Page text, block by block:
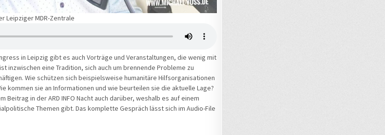
Leipziger MDR-Zentrale
in Leipzig gibt es auch Vorträge und Veranstaltungen, die wenig mit
inzwischen eine Tradition, sich auch um brennende Probleme zu
Wie schützen sich beispielsweise humanitäre Hilfsorganisationen
kommen sie an Informationen und wie beurteilen sie die aktuelle Lage?
Beitrag in der ARD INFO Nacht auch darüber, weshalb es auf einem
Themen gibt. Das komplette Gespräch lässt sich im Audio-File